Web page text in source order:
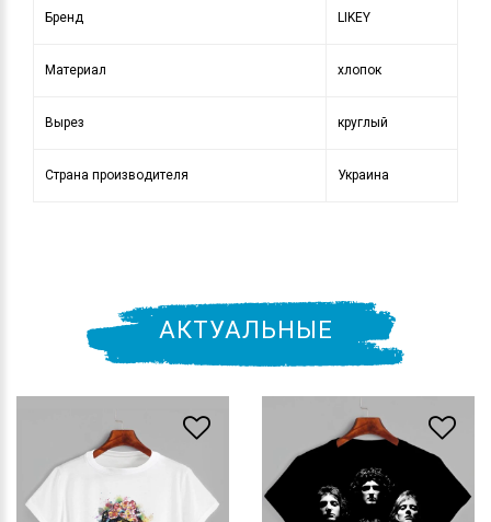
Бренд LIKEY
Материал хлопок
Вырез круглый
Страна производителя Украина
АКТУАЛЬНЫЕ